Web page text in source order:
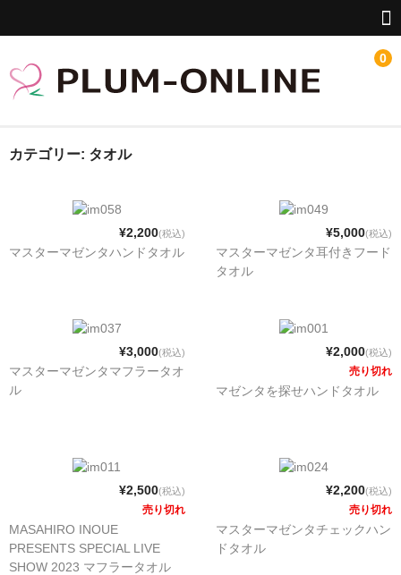
0
HOME
新特撮シーズン3応援
メガゾーン23
プラムオリジナル
NEWS
CONTACT
カテゴリー: タオル
¥2,200(税込)
マスターマゼンタハンドタオル
¥5,000(税込)
マスターマゼンタ耳付きフード
タオル
¥3,000(税込)
マスターマゼンタマフラータオ
ル
¥2,000(税込)
売り切れ
マゼンタを探せハンドタオル
¥2,500(税込)
売り切れ
MASAHIRO INOUE
PRESENTS SPECIAL LIVE
SHOW 2023 マフラータオル
¥2,200(税込)
売り切れ
マスターマゼンタチェックハン
ドタオル